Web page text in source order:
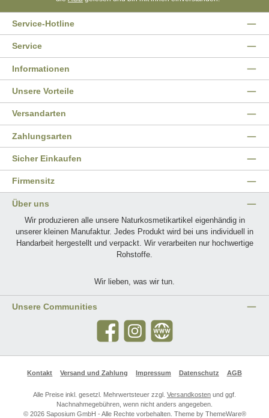
Service-Hotline
Service
Informationen
Unsere Vorteile
Versandarten
Sicher Einkaufen
Zahlungsarten
Firmensitz
Über uns
Wir produzieren alle unsere Naturkosmetikartikel eigenhändig in
unserer kleinen Manufaktur. Jedes Produkt wird bei uns individuell in
Handarbeit hergestellt und verpackt. Wir verarbeiten nur hochwertige
Rohstoffe.
Wir lieben, was wir tun.
Unsere Communities
Facebook InstagramWebsite
Kontakt Versand und Zahlung Impressum Datenschutz AGB
Alle Preise inkl. gesetzl. Mehrwertsteuer zzgl. Versandkosten und ggf.
Nachnahmegebühren, wenn nicht anders angegeben.
© 2026 Saposium GmbH - Alle Rechte vorbehalten. Theme by ThemeWare®